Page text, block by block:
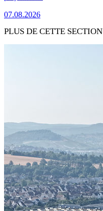
07.08.2026
PLUS DE CETTE SECTION